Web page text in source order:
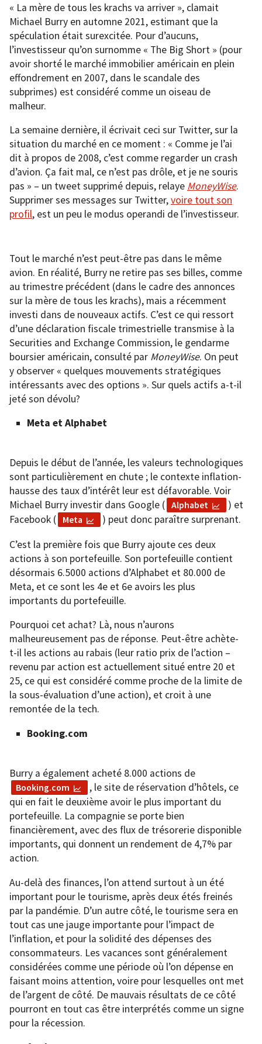
« La mère de tous les krachs va arriver », clamait
Michael Burry en automne 2021, estimant que la
spéculation était surexcitée. Pour d’aucuns,
l’investisseur qu’on surnomme « The Big Short » (pour
avoir shorté le marché immobilier américain en plein
effondrement en 2007, dans le scandale des
subprimes) est considéré comme un oiseau de
malheur.
La semaine dernière, il écrivait ceci sur Twitter, sur la
situation du marché en ce moment : « Comme je l’ai
dit à propos de 2008, c’est comme regarder un crash
d’avion. Ça fait mal, ce n’est pas drôle, et je ne souris
pas » – un tweet supprimé depuis, relaye MoneyWise.
Supprimer ses messages sur Twitter,voire tout son
profil, est un peu le modus operandi de l’investisseur.
Tout le marché n’est peut-être pas dans le même
avion. En réalité, Burry ne retire pas ses billes, comme
au trimestre précédent (dans le cadre des annonces
sur la mère de tous les krachs), mais a récemment
investi dans de nouveaux actifs. C’est ce qui ressort
d’une déclaration fiscale trimestrielle transmise à la
Securities and Exchange Commission, le gendarme
boursier américain, consulté par MoneyWise. On peut
y observer « quelques mouvements stratégiques
intéressants avec des options ». Sur quels actifs a-t-il
jeté son dévolu?
Meta et Alphabet
Depuis le début de l’année, les valeurs technologiques
sont particulièrement en chute ; le contexte inflation-
hausse des taux d’intérêt leur est défavorable. Voir
Michael Burry investir dans Google ( Alphabet
) et
Facebook ( Meta
) peut donc paraître surprenant.
C’est la première fois que Burry ajoute ces deux
actions à son portefeuille. Son portefeuille contient
désormais 6.5000 actions d’Alphabet et 80.000 de
Meta, et ce sont les 4e et 6e avoirs les plus
importants du portefeuille.
Pourquoi cet achat? Là, nous n’aurons
malheureusement pas de réponse. Peut-être achète-
t-il les actions au rabais (leur ratio prix de l’action –
revenu par action est actuellement situé entre 20 et
25, ce qui est considéré comme proche de la limite de
la sous-évaluation d’une action), et croit à une
remontée de la tech.
Booking.com
Burry a également acheté 8.000 actions de
Booking.com
, le site de réservation d’hôtels, ce
qui en fait le deuxième avoir le plus important du
portefeuille. La compagnie se porte bien
financièrement, avec des flux de trésorerie disponible
importants, qui donnent un rendement de 4,7% par
action.
Au-delà des finances, l’on attend surtout à un été
important pour le tourisme, après deux étés freinés
par la pandémie. D’un autre côté, le tourisme sera en
tout cas une jauge importante pour l’impact de
l’inflation, et pour la solidité des dépenses des
consommateurs. Les vacances sont généralement
considérées comme une période où l’on dépense en
faisant moins attention, voire pour lesquelles ont met
de l’argent de côté. De mauvais résultats de ce côté
pourront en tout cas être interprétés comme un signe
pour la récession.